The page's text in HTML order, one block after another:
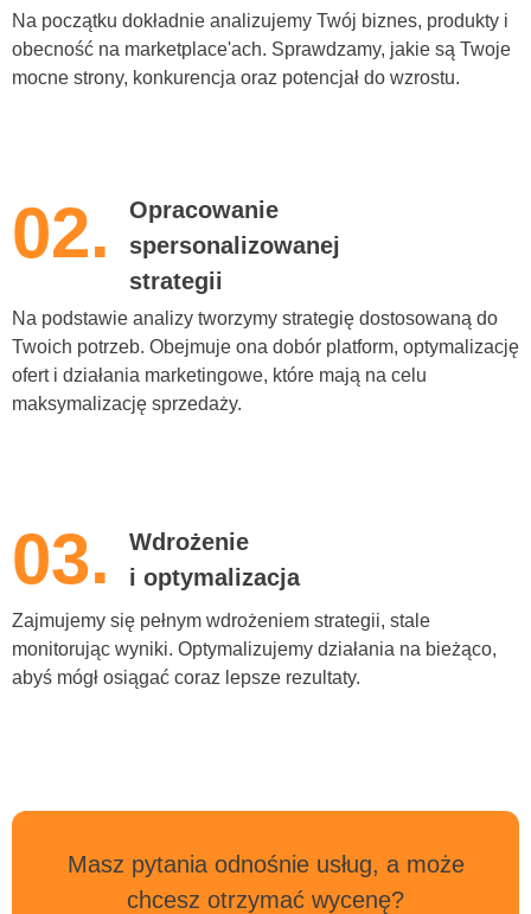
Na początku dokładnie analizujemy Twój biznes, produkty i
obecność na marketplace'ach. Sprawdzamy, jakie są Twoje
mocne strony, konkurencja oraz potencjał do wzrostu.
02.
Opracowanie
spersonalizowanej
strategii
Na podstawie analizy tworzymy strategię dostosowaną do
Twoich potrzeb. Obejmuje ona dobór platform, optymalizację
ofert i działania marketingowe, które mają na celu
maksymalizację sprzedaży.
03.
Wdrożenie
i optymalizacja
Zajmujemy się pełnym wdrożeniem strategii, stale
monitorując wyniki. Optymalizujemy działania na bieżąco,
abyś mógł osiągać coraz lepsze rezultaty.
Masz pytania odnośnie usług, a może
chcesz otrzymać wycenę?